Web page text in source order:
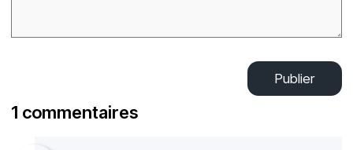
Publier
1 commentaires